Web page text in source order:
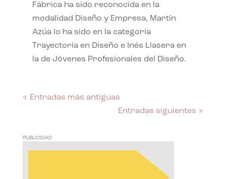
Fábrica ha sido reconocida en la
modalidad Diseño y Empresa, Martín
Azúa lo ha sido en la categoría
Trayectoria en Diseño e Inés Llasera en
la de Jóvenes Profesionales del Diseño.
« Entradas más antiguas
Entradas siguientes »
PUBLICIDAD